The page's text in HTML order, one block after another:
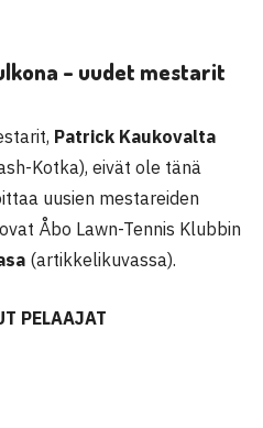
– uudet mestarit
Patrick Kaukovalta
Kotka), eivät ole tänä
uusien mestareiden
Åbo Lawn-Tennis Klubbin
(artikkelikuvassa).
PELAAJAT